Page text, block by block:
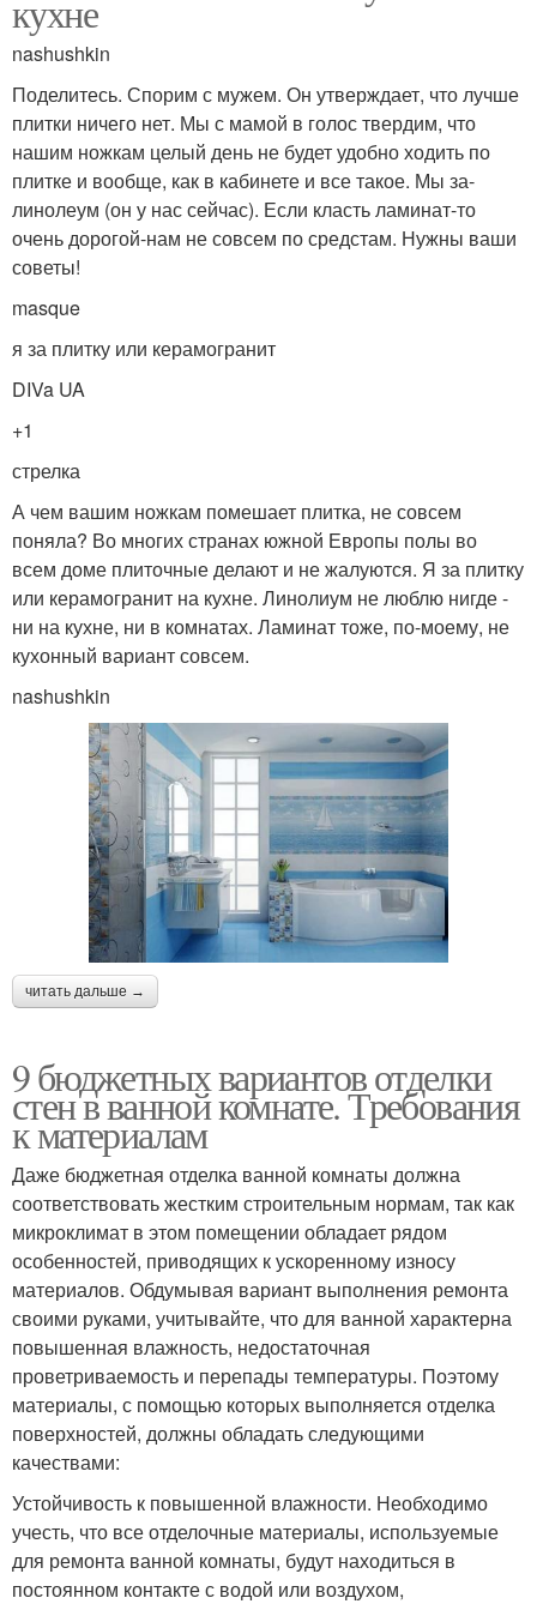
кухне
nashushkin
Поделитесь. Спорим с мужем. Он утверждает, что лучше
плитки ничего нет. Мы с мамой в голос твердим, что
нашим ножкам целый день не будет удобно ходить по
плитке и вообще, как в кабинете и все такое. Мы за-
линолеум (он у нас сейчас). Если класть ламинат-то
очень дорогой-нам не совсем по средстам. Нужны ваши
советы!
masque
я за плитку или керамогранит
DIVa UA
+1
стрелка
А чем вашим ножкам помешает плитка, не совсем
поняла? Во многих странах южной Европы полы во
всем доме плиточные делают и не жалуются. Я за плитку
или керамогранит на кухне. Линолиум не люблю нигде -
ни на кухне, ни в комнатах. Ламинат тоже, по-моему, не
кухонный вариант совсем.
nashushkin
читать дальше →
9 бюджетных вариантов отделки
стен в ванной комнате. Требования
к материалам
Даже бюджетная отделка ванной комнаты должна
соответствовать жестким строительным нормам, так как
микроклимат в этом помещении обладает рядом
особенностей, приводящих к ускоренному износу
материалов. Обдумывая вариант выполнения ремонта
своими руками, учитывайте, что для ванной характерна
повышенная влажность, недостаточная
проветриваемость и перепады температуры. Поэтому
материалы, с помощью которых выполняется отделка
поверхностей, должны обладать следующими
качествами:
Устойчивость к повышенной влажности. Необходимо
учесть, что все отделочные материалы, используемые
для ремонта ванной комнаты, будут находиться в
постоянном контакте с водой или воздухом,